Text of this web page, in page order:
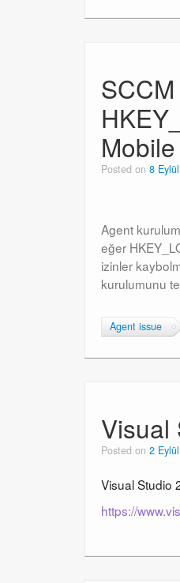
Posted on 8
Agent kurulum
eğer
izinler
kurulumunu
Agent issue
Visual
Posted on 2
Visual Studio
https://